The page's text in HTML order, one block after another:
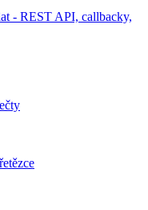
- REST API, callbacky,